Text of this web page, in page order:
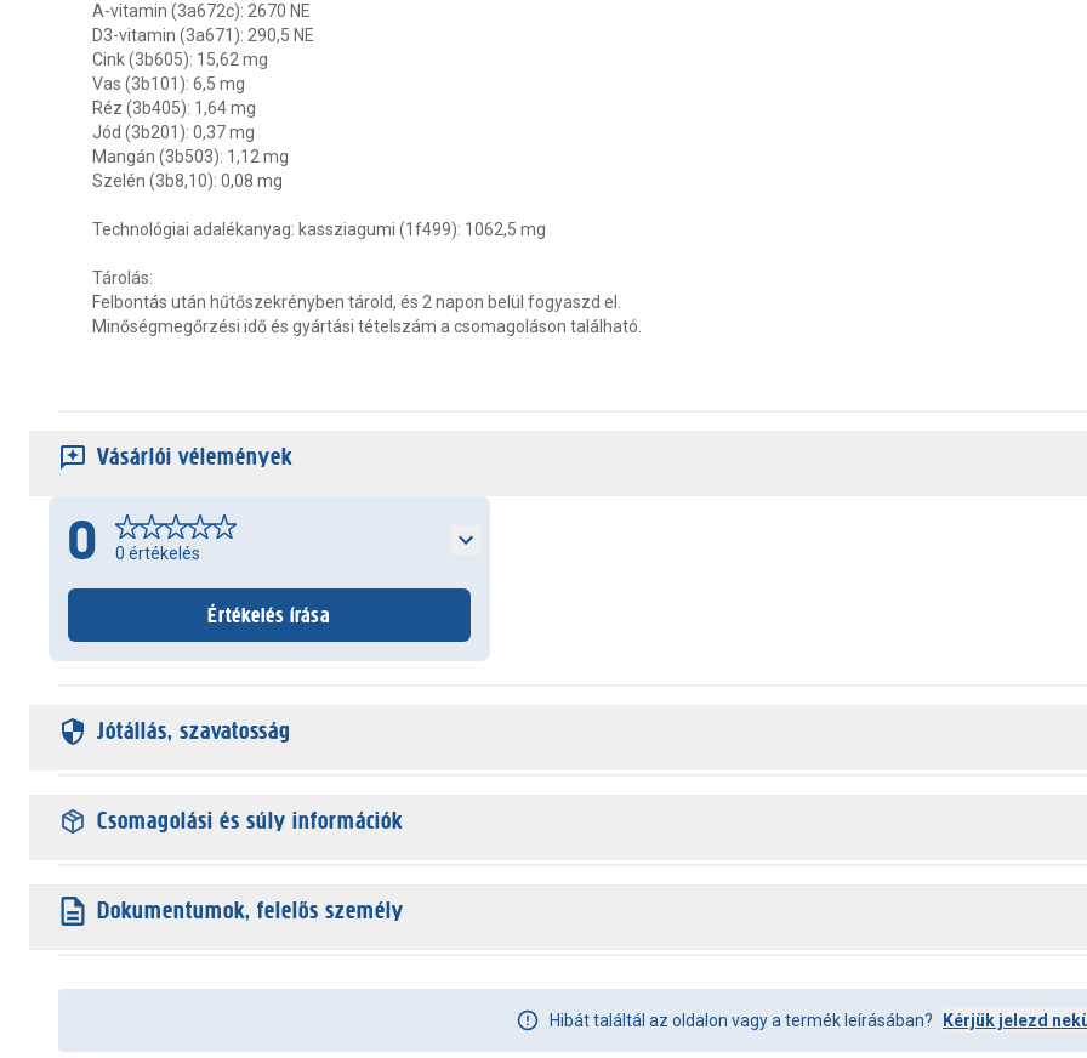
A-vitamin (3a672c): 2670 NE
D3-vitamin (3a671): 290,5 NE
Cink (3b605): 15,62 mg
Vas (3b101): 6,5 mg
Réz (3b405): 1,64 mg
Jód (3b201): 0,37 mg
Mangán (3b503): 1,12 mg
Szelén (3b8,10): 0,08 mg
Technológiai adalékanyag: kassziagumi (1f499): 1062,5 mg
Tárolás:
Felbontás után hűtőszekrényben tárold, és 2 napon belül fogyaszd el.
Minőségmegőrzési idő és gyártási tételszám a csomagoláson található.
Vásárlói vélemények
0 0 értékelés
Értékelés írása
Jótállás, szavatosság
Csomagolási és súly információk
Dokumentumok, felelős személy
Hibát találtál az oldalon vagy a termék leírásában? Kérjük jelezd